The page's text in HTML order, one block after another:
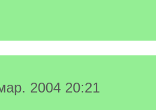
2004 20:21